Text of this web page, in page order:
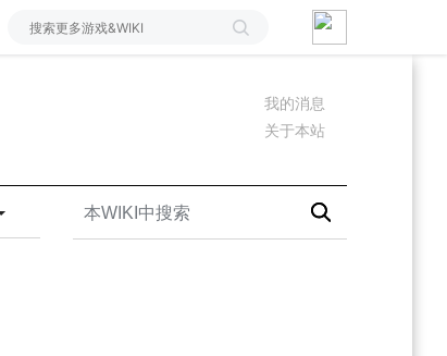
我的消息
关于本站